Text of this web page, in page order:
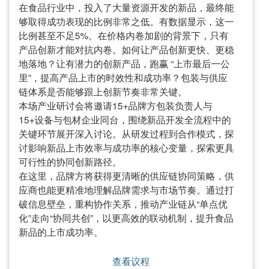
在食品行业中，投入了大量资源开发的新品，最终能
够取得成功表现的比例非常之低。有数据显示，这一
比例甚至不足5%。在价格内卷加剧的背景下，只有
产品创新才能对抗内卷。如何让产品创新更快、更稳
地落地？让有潜力的创新产品，跑赢 “上市最后一公
里”，提高产品上市的时效性和成功率？包装与供应
链体系是否能够跟上创新节奏非常关键。
本场产业研讨会将邀请15+品牌方包装负责人与
15+设备与包材企业同台，围绕新品开发全流程中的
关键环节展开深入讨论。从研发过程到合作模式，探
讨影响新品上市效率与成功率的核心变量，探索更具
可行性的协同创新路径。
在这里，品牌方将获得更清晰的供应链协同策略，供
应商也能更精准地理解品牌需求与市场节奏。通过打
破信息壁垒，重构协作关系，推动产业链从“单点优
化”走向“协同共创”，以更高效的联动机制，提升食品
新品的上市成功率。
查看议程